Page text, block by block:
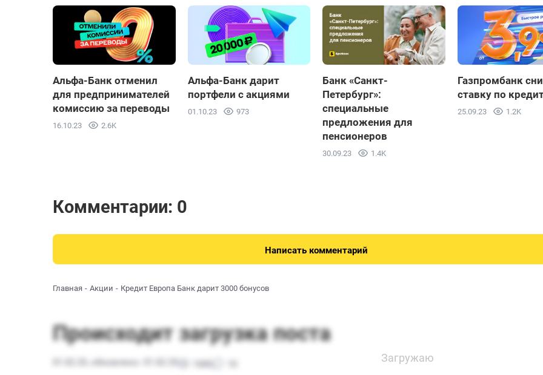
Альфа-Банк отменил
для предпринимателей
комиссию за переводы
16.10.23 2.6K
Альфа-Банк дарит
портфели с акциями
01.10.23 973
Банк «Санкт-
Петербург»:
специальные
предложения для
пенсионеров
30.09.23 1.4K
Газпромбанк
ставку по
25.09.23 1.2K
Комментарии: 0
Написать комментарий
Главная Акции Кредит Европа Банк дарит 3000 бонусов